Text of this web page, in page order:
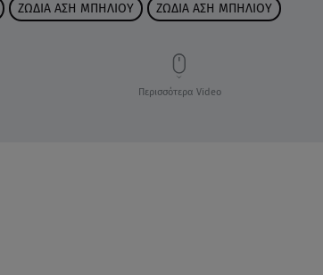
ΖΩΔΙΑ ΑΣΗ ΜΠΗΛΙΟΥ ΖΩΔΙΑ ΑΣΗ ΜΠΗΛΙΟΥ
Περισσότερα Video